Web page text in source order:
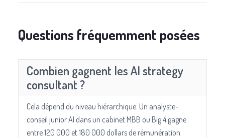
Questions fréquemment posées
Combien gagnent les AI strategy
consultant ?
Cela dépend du niveau hiérarchique. Un analyste-
conseil junior AI dans un cabinet MBB ou Big 4 gagne
entre 120 000 et 180 000 dollars de rémunération